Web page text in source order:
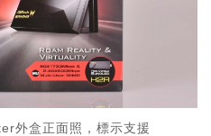
外盒正面照，標示支援